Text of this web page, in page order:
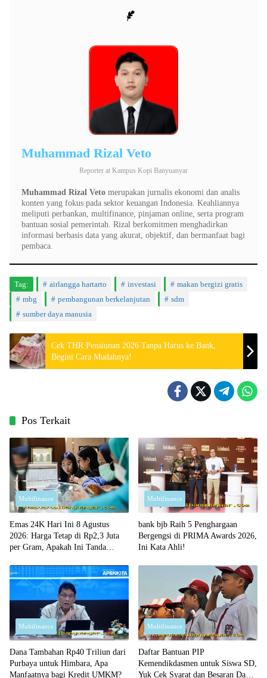
Muhammad Rizal Veto
Reporter at Kampus Kopi Banyuanyar
Muhammad Rizal Veto merupakan jurnalis ekonomi dan analis
konten yang fokus pada sektor keuangan Indonesia. Keahliannya
meliputi perbankan, multifinance, pinjaman online, serta program
bantuan sosial pemerintah. Rizal berkomitmen menghadirkan
informasi berbasis data yang akurat, objektif, dan bermanfaat bagi
pembaca.
Tag: airlangga hartarto investasi
makan bergizi gratis
mbg
pembangunan berkelanjutan
sdm
sumber daya manusia
Cek THR Pensiunan 2026 Tanpa Harus ke Bank,
Begini Cara Mudahnya!
Pos Terkait
Multifinance
Emas 24K Hari Ini 8 Agustus
2026: Harga Tetap di Rp2,3 Juta
per Gram, Apakah Ini Tanda
Multifinance
bank bjb Raih 5 Penghargaan
Bergengsi di PRIMA Awards 2026,
Ini Kata Ahli!
Multifinance
Dana Tambahan Rp40 Triliun dari
Purbaya untuk Himbara, Apa
Manfaatnya bagi Kredit UMKM?
Multifinance
Daftar Bantuan PIP
Kemendikdasmen untuk Siswa SD,
Yuk Cek Syarat dan Besaran Dana